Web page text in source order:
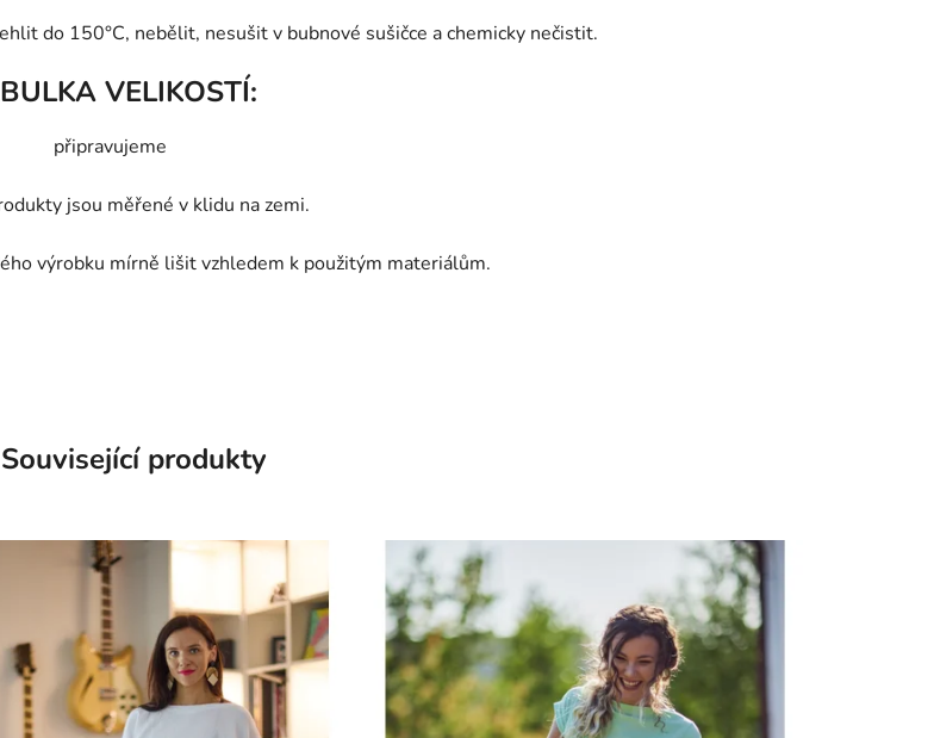
do 150°C, nebělit, nesušit v bubnové sušičce a chemicky nečistit.
VELIKOSTÍ:
připravujeme
jsou měřené v klidu na zemi.
výrobku mírně lišit vzhledem k použitým materiálům.
Související produkty